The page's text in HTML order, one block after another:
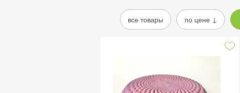
все товары по цене ↓